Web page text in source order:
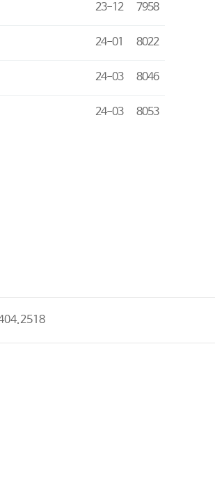
23-12 7958
24-01 8022
24-03 8046
24-03 8053